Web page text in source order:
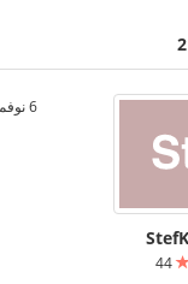
2
6 نوفمبر، 2023 8:18:22 ص